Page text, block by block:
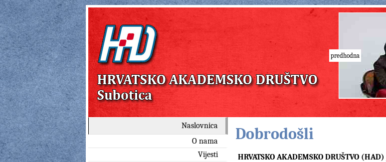
predhodna
Naslovnica
O nama
Vijesti
Dobrodošli
HRVATSKO AKADEMSKO DRUŠTVO (HAD)